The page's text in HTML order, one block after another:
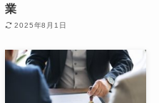
業
2025年8月1日